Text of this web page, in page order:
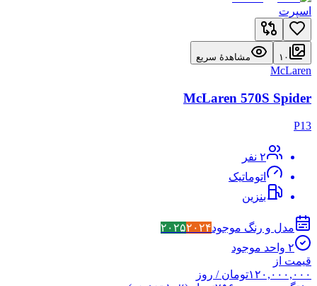
اسپرت
۱۰ مشاهدهٔ سریع
McLaren
McLaren 570S Spider
P13
۲ نفر
اتوماتیک
بنزین
مدل و رنگ موجود ۲۰۲۵۲۰۲۴
۲ واحد موجود
قیمت از
۱۲۰,۰۰۰,۰۰۰تومان / روز